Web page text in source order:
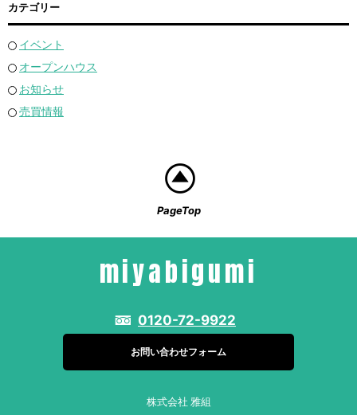
カテゴリー
イベント
オープンハウス
お知らせ
売買情報
PageTop
miyabigumi
0120-72-9922
お問い合わせフォーム
株式会社 雅組